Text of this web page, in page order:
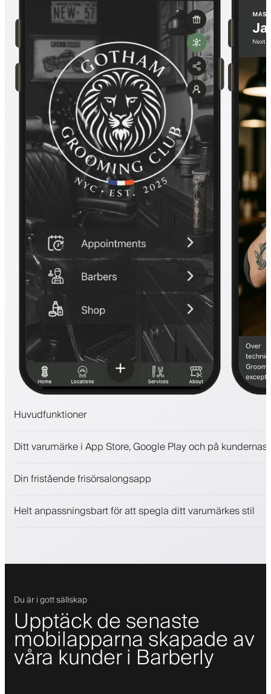
Huvudfunktioner
Betalningar, depositionsavgift
Engagera kunder med ett lojalitetsprogram
Ditt varumärke i App Store, Google Play och på
Din fristående frisörsalongsapp
Helt anpassningsbart för att spegla ditt varumärkes stil
Du är i gott sällskap
Upptäck de senaste
mobilapparna skapade av
våra kunder i Barberly